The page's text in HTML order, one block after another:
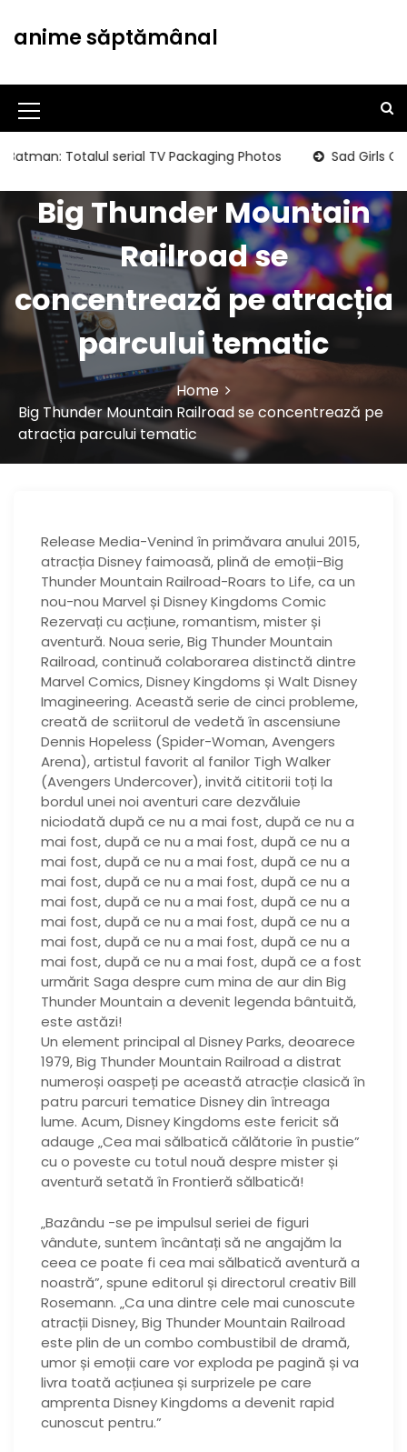
t
c
t
anime săptămânal
M
e
n
u
I
c
o
n
Totalul serial TV Packaging Photos Sad Girls
Big Thunder Mountain
Railroad se
concentrează pe atracția
parcului tematic
Home
Big Thunder Mountain Railroad se concentrează pe
atracția parcului tematic
Release Media-Venind în primăvara anului 2015,
atracția Disney faimoasă, plină de emoții-Big
Thunder Mountain Railroad-Roars to Life, ca un
nou-nou Marvel și Disney Kingdoms Comic
Rezervați cu acțiune, romantism, mister și
aventură. Noua serie, Big Thunder Mountain
Railroad, continuă colaborarea distinctă dintre
Marvel Comics, Disney Kingdoms și Walt Disney
Imagineering. Această serie de cinci probleme,
creată de scriitorul de vedetă în ascensiune
Dennis Hopeless (Spider-Woman, Avengers
Arena), artistul favorit al fanilor Tigh Walker
(Avengers Undercover), invită cititorii toți la
bordul unei noi aventuri care dezvăluie
niciodată după ce nu a mai fost, după ce nu a
mai fost, după ce nu a mai fost, după ce nu a
mai fost, după ce nu a mai fost, după ce nu a
mai fost, după ce nu a mai fost, după ce nu a
mai fost, după ce nu a mai fost, după ce nu a
mai fost, după ce nu a mai fost, după ce nu a
mai fost, după ce nu a mai fost, după ce nu a
mai fost, după ce nu a mai fost, după ce a fost
urmărit Saga despre cum mina de aur din Big
Thunder Mountain a devenit legenda bântuită,
este astăzi!
Un element principal al Disney Parks, deoarece
1979, Big Thunder Mountain Railroad a distrat
numeroși oaspeți pe această atracție clasică în
patru parcuri tematice Disney din întreaga
lume. Acum, Disney Kingdoms este fericit să
adauge „Cea mai sălbatică călătorie în pustie”
cu o poveste cu totul nouă despre mister și
aventură setată în Frontieră sălbatică!
„Bazându -se pe impulsul seriei de figuri
vândute, suntem încântați să ne angajăm la
ceea ce poate fi cea mai sălbatică aventură a
noastră”, spune editorul și directorul creativ Bill
Rosemann. „Ca una dintre cele mai cunoscute
atracții Disney, Big Thunder Mountain Railroad
este plin de un combo combustibil de dramă,
umor și emoții care vor exploda pe pagină și va
livra toată acțiunea și surprizele pe care
amprenta Disney Kingdoms a devenit rapid
cunoscut pentru.”